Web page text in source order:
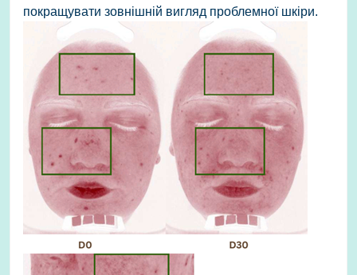
покращувати зовнішній вигляд проблемної шкіри.